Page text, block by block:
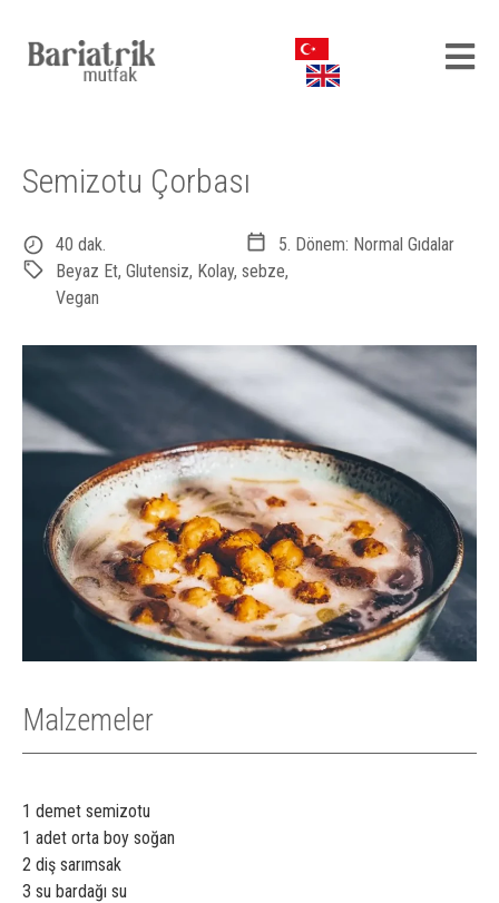
Semizotu Çorbası
40 dak.
5. Dönem: Normal Gıdalar
Beyaz Et, Glutensiz, Kolay, sebze,
Vegan
Malzemeler
1 demet semizotu
1 adet orta boy soğan
2 diş sarımsak
3 su bardağı su